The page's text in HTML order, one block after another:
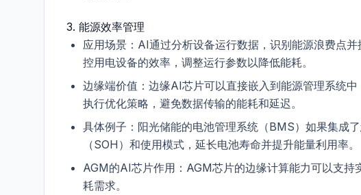
3. 能源效率管理
应用场景 ：AI通过分析设备运行数据，识别能源浪费点
控用电设备的效率，调整运行参数以降低能耗。
边缘端价值 ：边缘AI芯片可以直接嵌入到能源管理系统
执行优化策略，避免数据传输的能耗和延迟。
具体例子 ：阳光储能的电池管理系统（BMS）如果集成
（SOH）和使用模式，延长电池寿命并提升能量利用率。
AGM的AI芯片作用 ：AGM芯片的边缘计算能力可以支
耗需求。